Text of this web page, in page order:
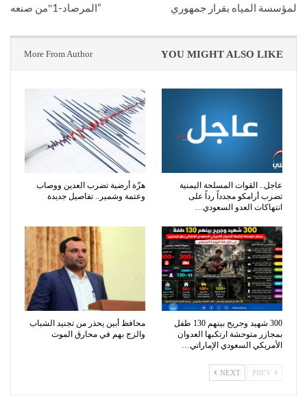
لمؤسسة المياه بقرار جمهوري “المرصاد-1″من صنعه
YOU MIGHT ALSO LIKE
More From Author
عاجل.. القوات المسلحة اليمنية
تضرب أرامكو مجدداً رداً على
انتهاكات العدو السعودي…
هزّة أرضية تضرب العدين ووصاب
وعتمة وشمير.. تفاصيل جديدة
300 شهيد وجريح بينهم 130 طفل
بمجازر متوحشة ارتكبها العدوان
الأمريكي السعودي الإماراتي…
محافظ أبين يحذر من تجنيد الشباب
والزج بهم في محارق الموت
NEXT